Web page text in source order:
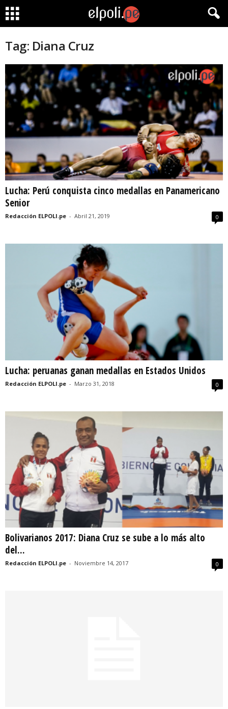
Tag: Diana Cruz
Lucha: Perú conquista cinco medallas en Panamericano
Senior
Redacción ELPOLI.pe - Abril 21, 2019 0
Lucha: peruanas ganan medallas en Estados Unidos
Redacción ELPOLI.pe - Marzo 31, 2018 0
Bolivarianos 2017: Diana Cruz se sube a lo más alto
del...
Redacción ELPOLI.pe - Noviembre 14, 2017 0